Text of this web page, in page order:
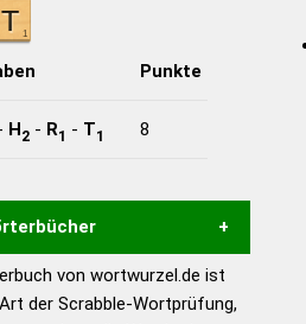
Punkte
H2- R1 - T1 8
eines semantischen
von wortwurzel.de ist
der Scrabble-Wortprüfung,